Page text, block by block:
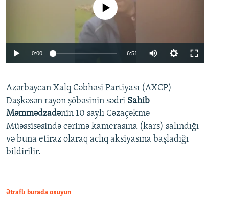
Auto 240p 360p
720p 1080p
No media source currently available
0:00 6:51
360p
720p
1080p
Azərbaycan Xalq Cəbhəsi Partiyası (AXCP)
Daşkəsən rayon şöbəsinin sədri Sahib
Məmmədzadənin 10 saylı Cəzaçəkmə
Müəssisəsində cərimə kamerasına (kars) salındığı
və buna etiraz olaraq aclıq aksiyasına başladığı
bildirilir.
Ətraflı burada oxuyun